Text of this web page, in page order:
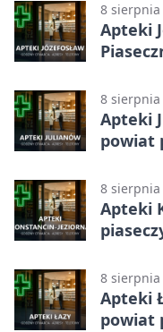
8 sierpnia
Apteki
8 sierpnia
Apteki
powiat
8 sierpnia
Apteki
8 sierpnia
Apteki
powiat